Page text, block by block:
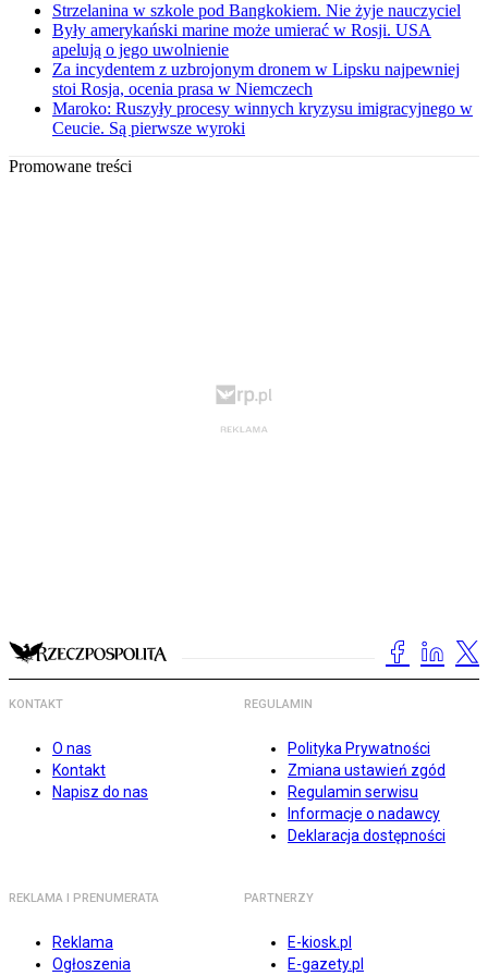
Strzelanina w szkole pod Bangkokiem. Nie żyje nauczyciel
Były amerykański marine może umierać w Rosji. USA
apelują o jego uwolnienie
Za incydentem z uzbrojonym dronem w Lipsku najpewniej
stoi Rosja, ocenia prasa w Niemczech
Maroko: Ruszyły procesy winnych kryzysu imigracyjnego w
Ceucie. Są pierwsze wyroki
Promowane treści
KONTAKT
O nas
Kontakt
Napisz do nas
REGULAMIN
Polityka Prywatności
Zmiana ustawień zgód
Regulamin serwisu
Informacje o nadawcy
Deklaracja dostępności
REKLAMA I PRENUMERATA
Reklama
Ogłoszenia
PARTNERZY
E-kiosk.pl
E-gazety.pl